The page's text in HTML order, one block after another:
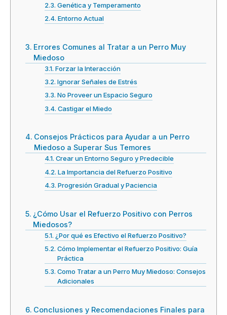
Genética y Temperamento
Entorno Actual
Errores Comunes al Tratar a un Perro Muy
Miedoso
Forzar la Interacción
Ignorar Señales de Estrés
No Proveer un Espacio Seguro
Castigar el Miedo
Consejos Prácticos para Ayudar a un Perro
Miedoso a Superar Sus Temores
Crear un Entorno Seguro y Predecible
La Importancia del Refuerzo Positivo
Progresión Gradual y Paciencia
¿Cómo Usar el Refuerzo Positivo con Perros
Miedosos?
¿Por qué es Efectivo el Refuerzo Positivo?
Cómo Implementar el Refuerzo Positivo: Guía
Práctica
Como Tratar a un Perro Muy Miedoso: Consejos
Adicionales
Conclusiones y Recomendaciones Finales para